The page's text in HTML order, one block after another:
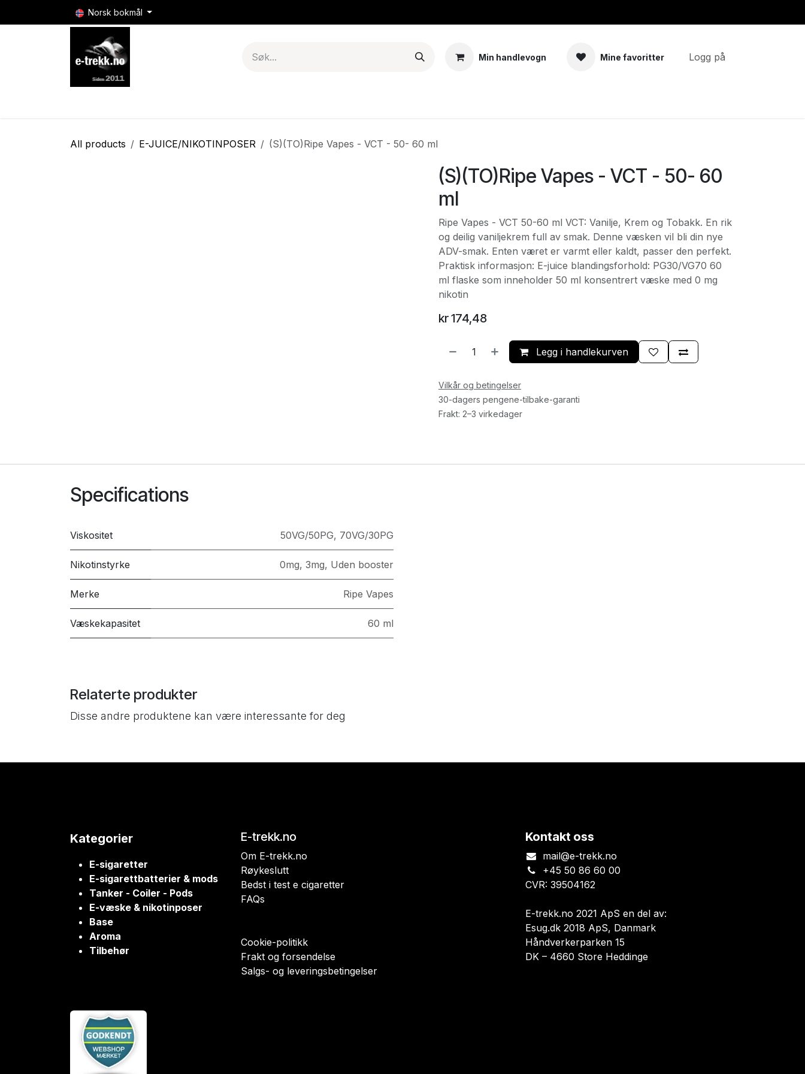
Norsk bokmål
Min handlevogn Mine favoritter Logg på
All products E-JUICE/NIKOTINPOSER (S)(TO)Ripe Vapes - VCT - 50- 60 ml
(S)(TO)Ripe Vapes - VCT - 50- 60
ml
Ripe Vapes - VCT 50-60 ml VCT: Vanilje, Krem og Tobakk. En rik
og deilig vaniljekrem full av smak. Denne væsken vil bli din nye
ADV-smak. Enten været er varmt eller kaldt, passer den perfekt.
Praktisk informasjon: E-juice blandingsforhold: PG30/VG70 60
ml flaske som inneholder 50 ml konsentrert væske med 0 mg
nikotin
kr174,48
Legg i handlekurven
Vilkår og betingelser
30-dagers pengene-tilbake-garanti
Frakt: 2–3 virkedager
Specifications
Viskositet 50VG/50PG, 70VG/30PG
Nikotinstyrke 0mg, 3mg, Uden booster
Merke Ripe Vapes
Væskekapasitet 60 ml
Relaterte produkter
Disse andre produktene kan være interessante for deg
Kategorier
E-sigaretter
E-sigarettbatterier & mods
Tanker - Coiler - Pods
E-væske & nikotinposer
Base
Aroma
Tilbehør
E-trekk.no
Om E-trekk.no
Røykeslutt
Bedst i test e cigaretter
FAQs
Cookie-politikk
Frakt og forsendelse
Salgs- og leveringsbetingelser
Kontakt oss
mail@e-trekk.no
+45 50 86 60 00
CVR: 39504162
E-trekk.no 2021 ApS en del av:
Esug.dk 2018 ApS, Danmark
Håndverkerparken 15
DK – 4660 Store Heddinge